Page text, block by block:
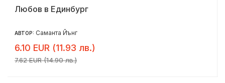
Любов в Единбург
АВТОР: Саманта Йънг
6.10 EUR (11.93 лв.)
7.62 EUR (14.90 лв.)